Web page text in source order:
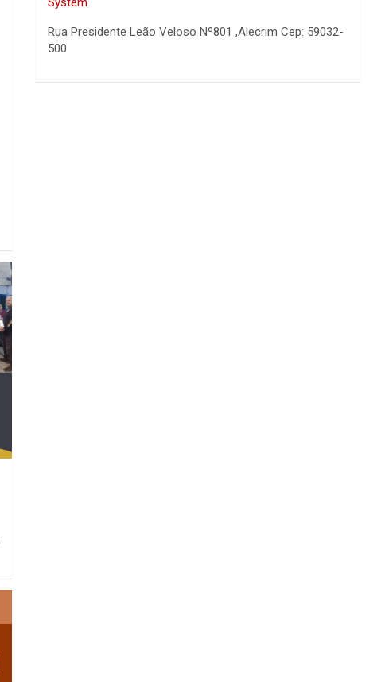
Rua Presidente Leão Veloso Nº801 ,Alecrim Cep: 59032-
500